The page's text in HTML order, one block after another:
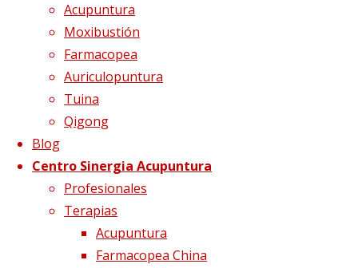
Acupuntura
Moxibustión
Farmacopea
Auriculopuntura
Tuina
Qigong
Blog
Centro Sinergia Acupuntura
Profesionales
Terapias
Acupuntura
Farmacopea China
Tamaño completo
Moxibustión para fortalecer el sistema
inmunológico